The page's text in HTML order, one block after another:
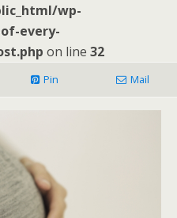
wp-
every-
on line 32
Pin Mail